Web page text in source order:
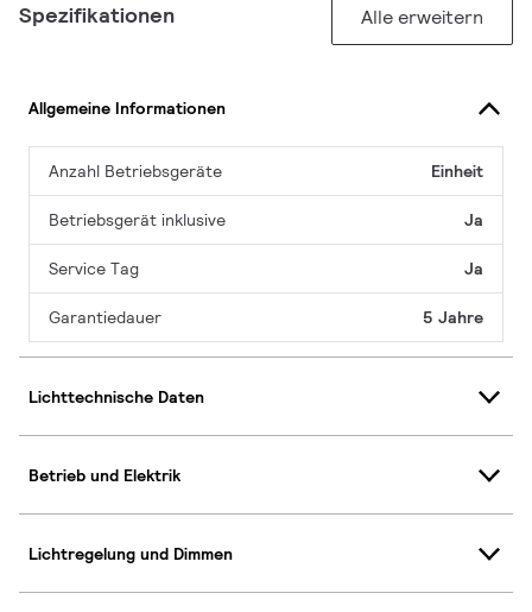
Spezifikationen Alle erweitern
Allgemeine Informationen
Anzahl Betriebsgeräte Einheit
Betriebsgerät inklusive Ja
Service Tag Ja
Garantiedauer 5 Jahre
Lichttechnische Daten
Betrieb und Elektrik
Lichtregelung und Dimmen